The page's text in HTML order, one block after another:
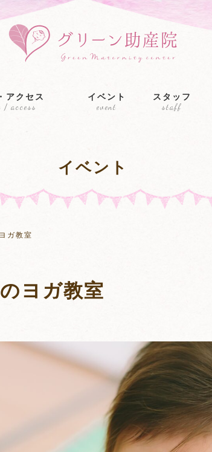
アクセス
/ access
イベント
event
スタッフ
staff
イベント
ガ教室
ヨガ教室